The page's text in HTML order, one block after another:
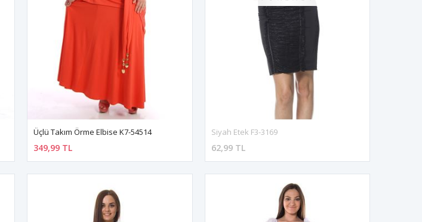
Üçlü Takım Örme Elbise K7-54514
349,99 TL
Siyah Etek F3-3169
62,99 TL